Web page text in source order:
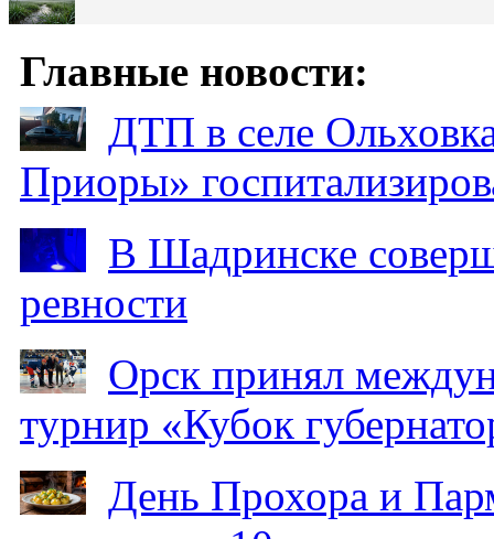
Главные новости:
ДТП в селе
Приоры»
В Шадринске
ревности
Орск принял
турнир «Кубок
День Прохора и